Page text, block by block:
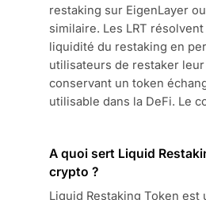
restaking sur EigenLayer
similaire. Les LRT
liquidité du restaking en
utilisateurs de restaker leur
conservant un token
utilisable dans la DeFi. Le
A quoi sert Liquid
crypto ?
Liquid Restaking Token est